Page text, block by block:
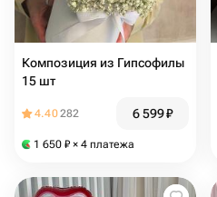
Композиция из Гипсофилы
15 шт
4.40282 6 599₽
1 650 ₽ × 4 платежа